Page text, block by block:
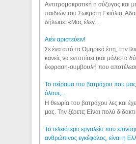
Αντιτρομοκρατική η σύζυγος και
παιδιών του Σωκράτη Γκιόλια,
δήλωσε: «Μας έλεγ...
Aιέν αριστεύειν!
Σε ένα από τα Ομηρικά έπη, την
κανείς να εντοπίσει (και μάλιστα
έκφραση-συμβουλή που αποτέλεσε
Το πείραμα του βατράχου που
όλους...
Η θεωρία του βατράχου λες και
μας. Την ξέρετε; Είναι πολύ
Το τελειότερο εργαλείο που
ανθρώπινος εγκέφαλος, είναι η